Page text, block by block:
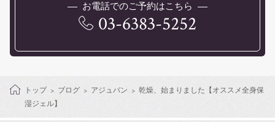
お電話でのご予約はこちら
03-6383-5252
トップ ブログ アジュバン
乾燥、始まりました【オススメ全身保
湿ジェル】